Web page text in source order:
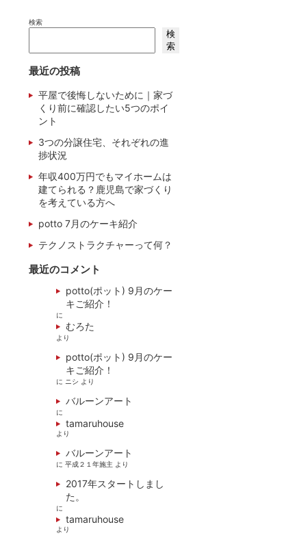
検索
検
索
最近の投稿
平屋で後悔しないために｜家づ
くり前に確認したい5つのポイ
ント
3つの分譲住宅、それぞれの進
捗状況
年収400万円でもマイホームは
建てられる？鹿児島で家づくり
を考えている方へ
potto 7月のケーキ紹介
テクノストラクチャーって何？
最近のコメント
potto(ポット) 9月のケー
キご紹介！
に
むろた
より
potto(ポット) 9月のケー
キご紹介！
に ニシ より
バルーンアート
に
tamaruhouse
より
バルーンアート
に 平成２１年施主 より
2017年スタートしまし
た。
に
tamaruhouse
より